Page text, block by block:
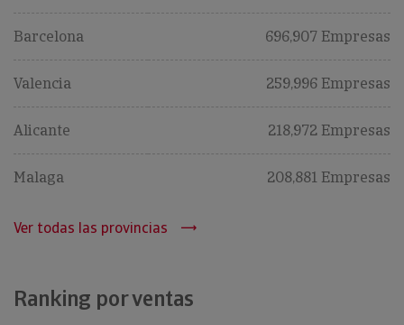
Barcelona 696,907 Empresas
Valencia 259,996 Empresas
Alicante 218,972 Empresas
Malaga 208,881 Empresas
Ver todas las provincias
Ranking por ventas